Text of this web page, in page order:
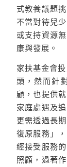
式教養議題
不當對待兒
或支持資源
康與發展。
家扶基金會
頭，然而針
顧，也提供
家庭處遇及
更需透過長
復原服務」
經接受服務
照顧，過著